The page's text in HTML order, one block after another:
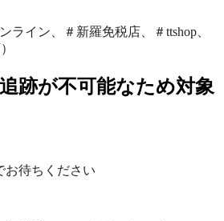
ライン、＃新羅免税店、＃ttshop、
跡が不可能なため対象
待ちください